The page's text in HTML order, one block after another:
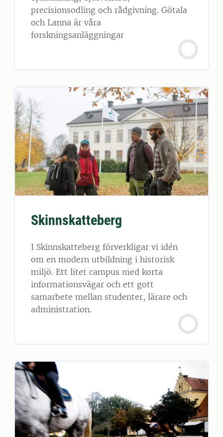
precisionsodling och rådgivning. Götala
och Lanna är våra
forskningsanläggningar
Skinnskatteberg
I Skinnskatteberg förverkligar vi idén
om en modern utbildning i historisk
miljö. Ett litet campus med korta
informationsvägar och ett gott
samarbete mellan studenter, lärare och
administration.